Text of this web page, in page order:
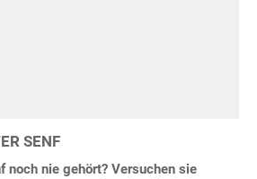
SENF
noch nie gehört? Versuchen sie